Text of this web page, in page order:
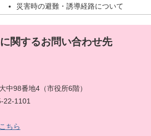
災害時の避難・誘導経路について
関するお問い合わせ先
中98番地4（市役所6階）
22-1101
ちら